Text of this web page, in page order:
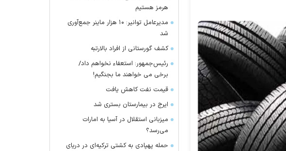
هرمز هستیم
مدیرعامل توانیر: ۱۰ هزار ماینر جمع‌آوری
شد
کشف گورستانی از افراد بالارتبه
رئیس‌جمهور: استعفاء نخواهم داد/
برخی می خواهند ما بجنگیم!
قیمت نفت کاهش یافت
ایرج در بیمارستان بستری شد
میزبانی استقلال در آسیا به امارات
می‌رسد؟
حمله پهپادی به کشتی ترکیه‌ای در دریای